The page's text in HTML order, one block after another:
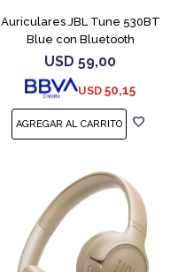
Auriculares JBL Tune 530BT
Blue con Bluetooth
USD 59,00
USD 50,15